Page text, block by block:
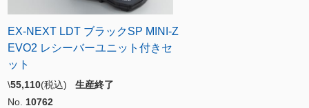
EX-NEXT LDT ブラックSP MINI-Z
EVO2 レシーバーユニット付きセ
ット
\55,110(税込) 生産終了
No. 10762